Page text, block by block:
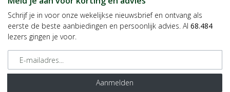
Schrijf je in voor onze wekelijkse nieuwsbrief en ontvang als
eerste de beste aanbiedingen en persoonlijk advies. Al 68.484
lezers gingen je voor.
E-mailadres
Aanmelden